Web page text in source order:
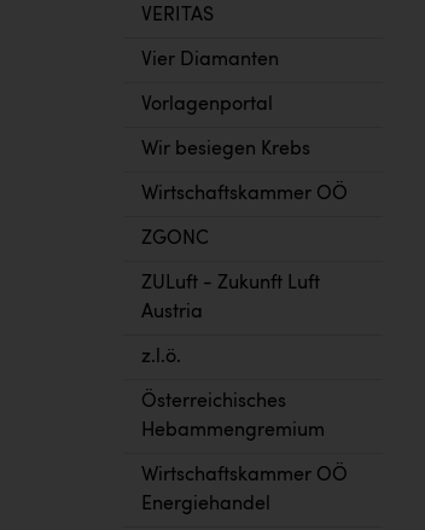
VERITAS
Vier Diamanten
Vorlagenportal
Wir besiegen Krebs
Wirtschaftskammer OÖ
ZGONC
ZULuft - Zukunft Luft
Austria
z.l.ö.
Österreichisches
Hebammengremium
Wirtschaftskammer OÖ
Energiehandel